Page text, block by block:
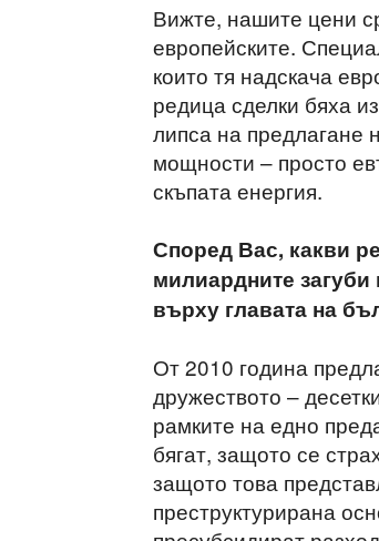
Вижте, нашите цени
европейските.
които тя надскача
редица сделки бяха
липса на предлагане
мощности – просто
скъпата енергия.
Според Вас, какви
милиардните
върху главата на
От 2010 година
дружеството –
рамките на едно
бягат, защото се
защото това
преструктурирана